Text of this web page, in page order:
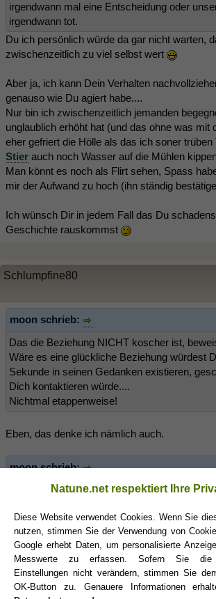
irgendwann mal eine Entscheidung oder
irgendwann tot.
Du ich persönlich würde da gar nicht warten,
zwischenzeitlich zu viel selbst wert
Aber ja, ich kann Dein Verhalten
genauso wie Du agiert habe....
Nur bin ich zwischenzeitlich jemanden
unglaublich erhöht hat (und das ohne was mit
eher gefriert die Hölle als das ich soner trüben
Stier auch noch Wasser auf die Mühlen
Man könnt es noch als Flirt sehen, Spass
mir der Aufwand zu hoch (ihn ständig
Ich wünsch Dir in jedem Fall das Du
Geschichte rauskommst
Schlumpfine80
moon schrieb:
Das die Beziehung NICHT koscher ist,
Wäre es eine glückliche Beziehung würdest
Sekunde in seinen Gedanken existieren,
Dich kontaktieren würde....
Nichtmal etappenweise!
Eben, das denke ich nämlich auch.
moon schrieb:
Du ich persönlich würde da gar nicht warten,
Ich warte im Prinzip nicht - also schon, aber
nicht auf ihn. Ich habe derzeit meine
Kopf mich auf jemand Neues einzulassen,
anders, weil wir uns ja von früher kennen, da
Anfangsgeplänkel flach und das kommt mir
Natune.net respektiert Ihre
Diese Website verwendet Cookies. Wenn Sie
nutzen, stimmen Sie der Verwendung von
Google erhebt Daten, um personalisierte
Messwerte zu erfassen. Sofern Sie die
Einstellungen nicht verändern, stimmen Sie
OK-Button zu. Genauere Informationen